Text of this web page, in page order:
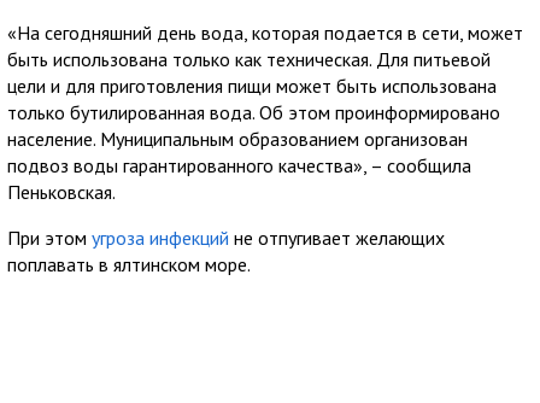
«На сегодняшний день вода, которая подается в сети, может
быть использована только как техническая. Для питьевой
цели и для приготовления пищи может быть использована
только бутилированная вода. Об этом проинформировано
население. Муниципальным образованием организован
подвоз воды гарантированного качества», – сообщила
Пеньковская.
При этом угроза инфекций не отпугивает желающих
поплавать в ялтинском море.